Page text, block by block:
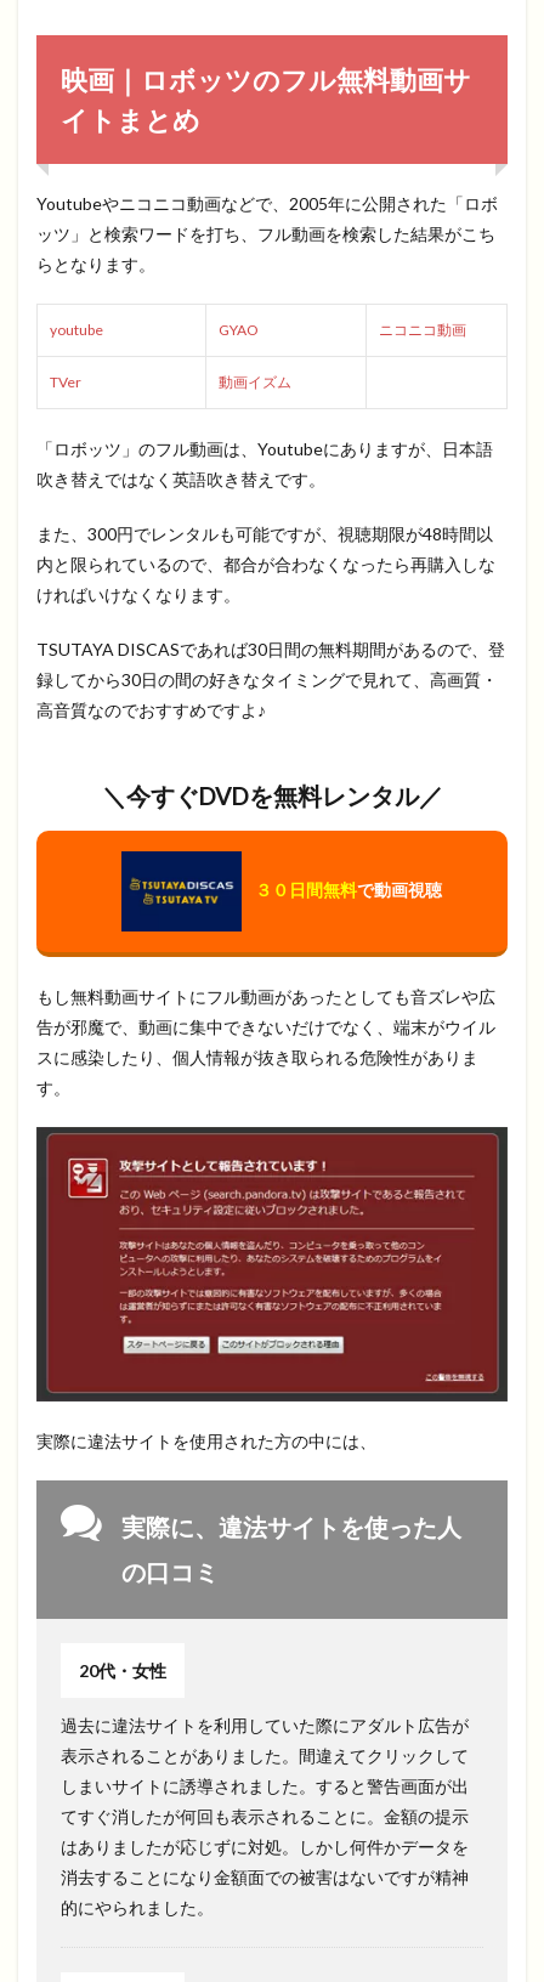
映画｜ロボッツのフル無料動画サ
イトまとめ
Youtubeやニコニコ動画などで、2005年に公開された「ロボ
ッツ」と検索ワードを打ち、フル動画を検索した結果がこち
らとなります。
youtube GYAO ニコニコ動画
TVer 動画イズム
「ロボッツ」のフル動画は、Youtubeにありますが、日本語
吹き替えではなく英語吹き替えです。
また、300円でレンタルも可能ですが、視聴期限が48時間以
内と限られているので、都合が合わなくなったら再購入しな
ければいけなくなります。
TSUTAYA DISCASであれば30日間の無料期間があるので、登
録してから30日の間の好きなタイミングで見れて、高画質・
高音質なのでおすすめですよ♪
＼今すぐDVDを無料レンタル／
３０日間無料で動画視聴
もし無料動画サイトにフル動画があったとしても音ズレや広
告が邪魔で、動画に集中できないだけでなく、端末がウイル
スに感染したり、個人情報が抜き取られる危険性がありま
す。
実際に違法サイトを使用された方の中には、
実際に、違法サイトを使った人
の口コミ
20代・女性
過去に違法サイトを利用していた際にアダルト広告が
表示されることがありました。間違えてクリックして
しまいサイトに誘導されました。すると警告画面が出
てすぐ消したが何回も表示されることに。金額の提示
はありましたが応じずに対処。しかし何件かデータを
消去することになり金額面での被害はないですが精神
的にやられました。